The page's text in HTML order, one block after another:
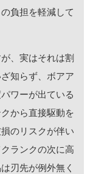
負担を軽減して
、実はそれは割
知らず、ボアア
ワーが出ている
から直接駆動を
のリスクが伴い
ランクの次に高
刃先が例外無く